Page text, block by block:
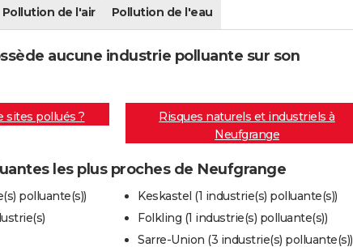
Pollution de l'air Pollution de l'eau
aucune industrie polluante sur son
sites pollués ?
Risques naturels et industriels à
Neufgrange
les plus proches de Neufgrange
polluante(s))
Keskastel (1 industrie(s) polluante(s))
Folkling (1 industrie(s) polluante(s))
Sarre-Union (3 industrie(s) polluante(s))